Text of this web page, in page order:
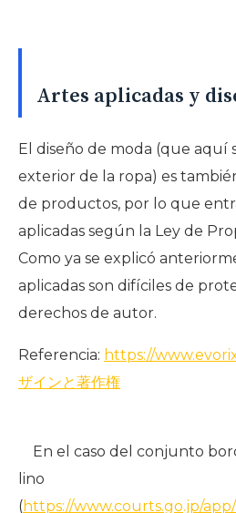
Artes aplicadas y
El diseño de moda (que aquí
exterior de la ropa) es
de productos, por lo que
aplicadas según la Ley de
Como ya se explicó
aplicadas son difíciles de
derechos de autor.
Referencia: https://
ザインと著作権
En el caso del conjunto
lino
(https://www.courts.go.jp/